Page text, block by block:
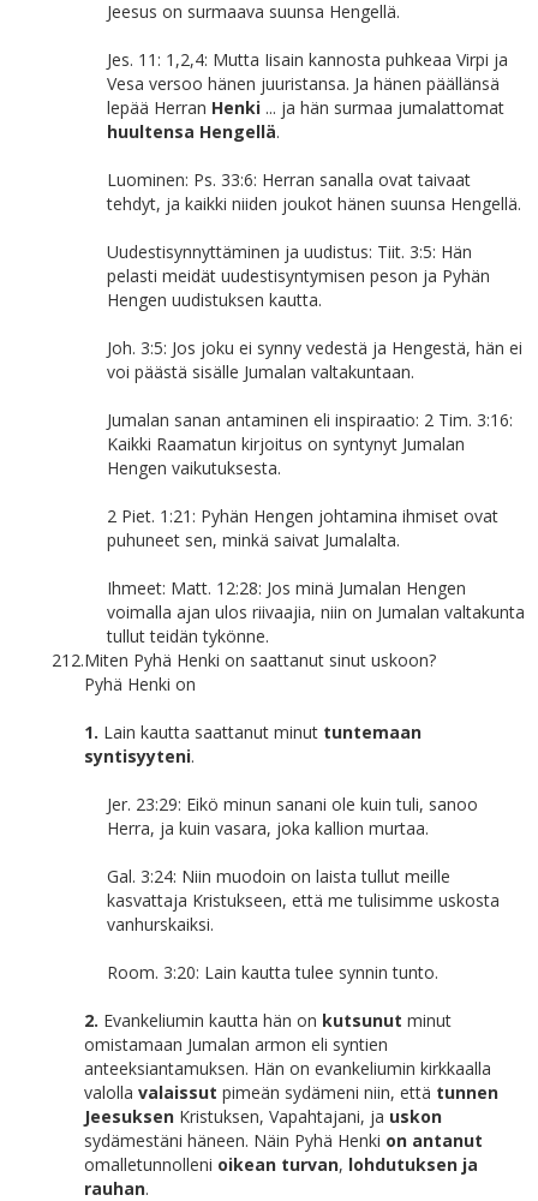
Jeesus on surmaava suunsa Hengellä.
Jes. 11: 1,2,4: Mutta Iisain kannosta puhkeaa Virpi ja
Vesa versoo hänen juuristansa. Ja hänen päällänsä
lepää Herran Henki ... ja hän surmaa jumalattomat
huultensa Hengellä.
Luominen: Ps. 33:6: Herran sanalla ovat taivaat
tehdyt, ja kaikki niiden joukot hänen suunsa Hengellä.
Uudestisynnyttäminen ja uudistus: Tiit. 3:5: Hän
pelasti meidät uudestisyntymisen peson ja Pyhän
Hengen uudistuksen kautta.
Joh. 3:5: Jos joku ei synny vedestä ja Hengestä, hän ei
voi päästä sisälle Jumalan valtakuntaan.
Jumalan sanan antaminen eli inspiraatio: 2 Tim. 3:16:
Kaikki Raamatun kirjoitus on syntynyt Jumalan
Hengen vaikutuksesta.
2 Piet. 1:21: Pyhän Hengen johtamina ihmiset ovat
puhuneet sen, minkä saivat Jumalalta.
Ihmeet: Matt. 12:28: Jos minä Jumalan Hengen
voimalla ajan ulos riivaajia, niin on Jumalan valtakunta
tullut teidän tykönne.
212.Miten Pyhä Henki on saattanut sinut uskoon?
Pyhä Henki on
1. Lain kautta saattanut minut tuntemaan
syntisyyteni.
Jer. 23:29: Eikö minun sanani ole kuin tuli, sanoo
Herra, ja kuin vasara, joka kallion murtaa.
Gal. 3:24: Niin muodoin on laista tullut meille
kasvattaja Kristukseen, että me tulisimme uskosta
vanhurskaiksi.
Room. 3:20: Lain kautta tulee synnin tunto.
2. Evankeliumin kautta hän on kutsunut minut
omistamaan Jumalan armon eli syntien
anteeksiantamuksen. Hän on evankeliumin kirkkaalla
valolla valaissut pimeän sydämeni niin, että tunnen
Jeesuksen Kristuksen, Vapahtajani, ja uskon
sydämestäni häneen. Näin Pyhä Henki on antanut
omalletunnolleni oikean turvan, lohdutuksen ja
rauhan.